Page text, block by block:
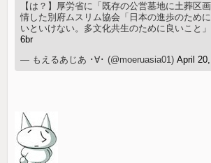
【は？】厚労省に「既存の公営墓地に土葬区
情した別府ムスリム協会「日本の進歩のため
いといけない。多文化共生のために良いこと」
6br
— もえるあじあ ･∀･ (@moeruasia01)April